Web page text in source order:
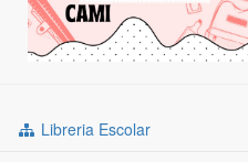
Libreria Escolar